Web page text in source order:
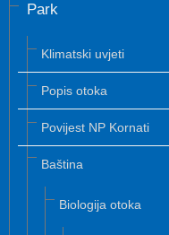
Park
Klimatski uvjeti
Popis otoka
Povijest NP Kornati
Baština
Biologija otoka